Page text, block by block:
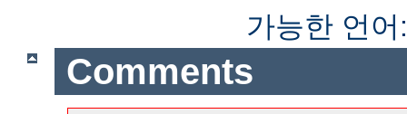
가능한 언
Comments